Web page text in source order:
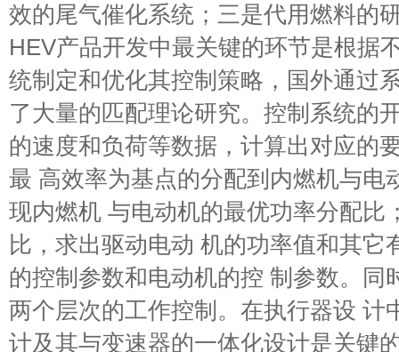
效的尾气催化系统；三是代用燃料的
HEV产品开发中最关键的环节是根据
统制定和优化其控制策略，国外通过
了大量的匹配理论研究。控制系统的
的速度和负荷等数据，计算出对应的
最 高效率为基点的分配到内燃机与电
现内燃机 与电动机的最优功率分配比
比，求出驱动电动 机的功率值和其它
的控制参数和电动机的控 制参数。同
两个层次的工作控制。在执行器设 计
计及其与变速器的一体化设计是关键